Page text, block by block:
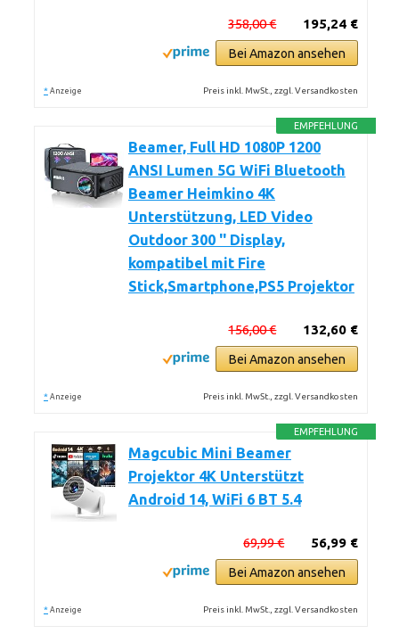
195,24 €
358,00 €
Bei Amazon ansehen
* Anzeige Preis inkl. MwSt., zzgl. Versandkosten
EMPFEHLUNG
Beamer, Full HD 1080P 1200
ANSI Lumen 5G WiFi Bluetooth
Beamer Heimkino 4K
Unterstützung, LED Video
Outdoor 300 '' Display,
kompatibel mit Fire
Stick,Smartphone,PS5 Projektor
132,60 €
156,00 €
Bei Amazon ansehen
* Anzeige Preis inkl. MwSt., zzgl. Versandkosten
EMPFEHLUNG
Magcubic Mini Beamer
Projektor 4K Unterstützt
Android 14, WiFi 6 BT 5.4
56,99 €
69,99 €
Bei Amazon ansehen
* Anzeige Preis inkl. MwSt., zzgl. Versandkosten